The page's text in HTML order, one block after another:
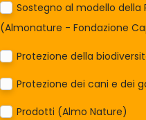
Sostegno al modello
(Almonature - Fondazione
Protezione della
Protezione dei cani e dei
Prodotti (Almo Nature)